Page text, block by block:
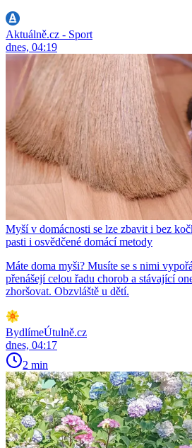
Aktuálně.cz - Sport
dnes, 04:19
Myší v domácnosti se lze zbavit i bez
pasti i osvědčené domácí metody
Máte doma myši? Musíte se s nimi
přenášejí celou řadu chorob a stávající
zhoršovat. Obzvláště u dětí.
BydlímeÚtulně.cz
dnes, 04:17
2 min